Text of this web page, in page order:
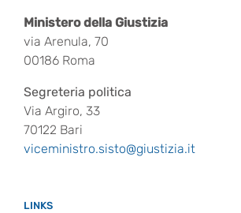
Ministero della Giustizia
via Arenula, 70
00186 Roma
Segreteria politica
Via Argiro, 33
70122 Bari
viceministro.sisto@giustizia.it
LINKS